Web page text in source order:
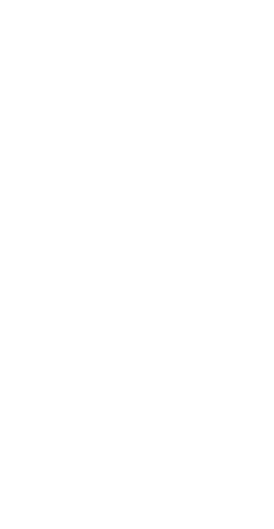
PID/Program name
733/sshd
13786/zabbix_agent2
1193/prometheus
837/mysqld
735/httpd
733/sshd
1195/grafana-server
654/chronyd
654/chronyd